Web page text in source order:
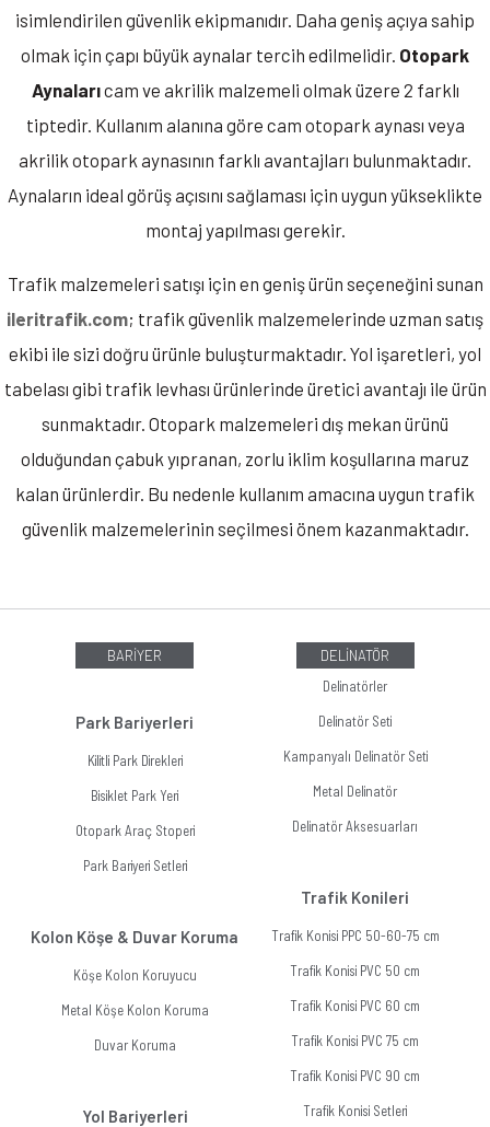
isimlendirilen güvenlik ekipmanıdır. Daha geniş açıya sahip
olmak için çapı büyük aynalar tercih edilmelidir. Otopark
Aynalarıcam ve akrilik malzemeli olmak üzere 2 farklı
tiptedir. Kullanım alanına göre cam otopark aynası veya
akrilik otopark aynasının farklı avantajları bulunmaktadır.
Aynaların ideal görüş açısını sağlaması için uygun yükseklikte
montaj yapılması gerekir.
Trafik malzemeleri satışı için en geniş ürün seçeneğini sunan
ileritrafik.com; trafik güvenlik malzemelerinde uzman satış
ekibi ile sizi doğru ürünle buluşturmaktadır. Yol işaretleri, yol
tabelası gibi trafik levhası ürünlerinde üretici avantajı ile ürün
sunmaktadır. Otopark malzemeleri dış mekan ürünü
olduğundan çabuk yıpranan, zorlu iklim koşullarına maruz
kalan ürünlerdir. Bu nedenle kullanım amacına uygun trafik
güvenlik malzemelerinin seçilmesi önem kazanmaktadır.
BARİYER
Park Bariyerleri
Kilitli Park Direkleri
Bisiklet Park Yeri
Otopark Araç Stoperi
Park Bariyeri Setleri
Kolon Köşe & Duvar Koruma
Köşe Kolon Koruyucu
Metal Köşe Kolon Koruma
Duvar Koruma
Yol Bariyerleri
DELİNATÖR
Delinatörler
Delinatör Seti
Kampanyalı Delinatör Seti
Metal Delinatör
Delinatör Aksesuarları
Trafik Konileri
Trafik Konisi PPC 50-60-75 cm
Trafik Konisi PVC 50 cm
Trafik Konisi PVC 60 cm
Trafik Konisi PVC 75 cm
Trafik Konisi PVC 90 cm
Trafik Konisi Setleri